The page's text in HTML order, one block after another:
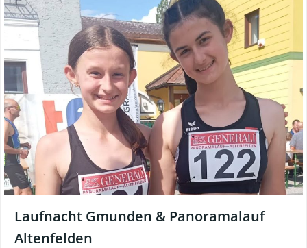
Laufnacht Gmunden & Panoramalauf
Altenfelden